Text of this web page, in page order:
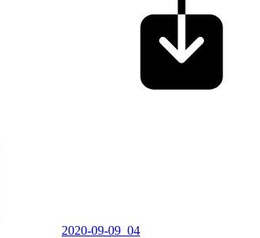
2020-09-09_04